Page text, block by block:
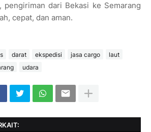
pengiriman dari Bekasi ke Semarang
cepat, dan aman.
darat ekspedisi jasa cargo
laut
udara